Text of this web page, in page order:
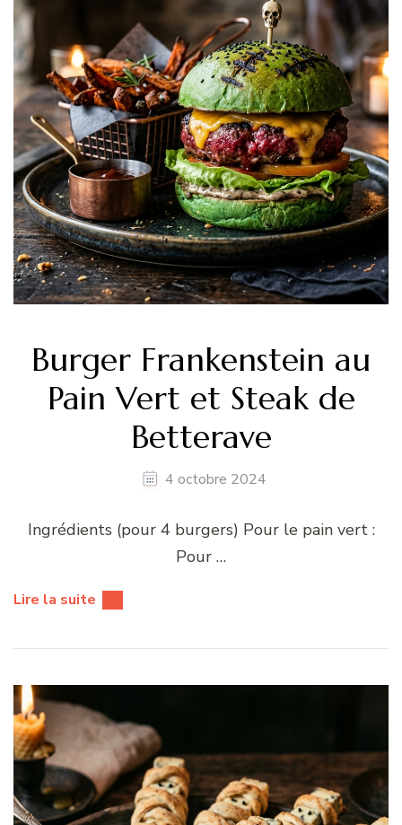
Burger Frankenstein au
Pain Vert et Steak de
Betterave
4 octobre 2024
Ingrédients (pour 4 burgers) Pour le pain vert :
Pour …
Lire la suite